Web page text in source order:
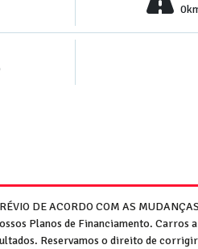
DE ACORDO COM AS
Planos de Financiamento.
Reservamos o direito de